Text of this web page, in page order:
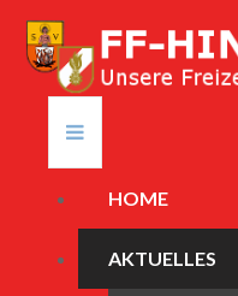
HOME
AKTUELLES